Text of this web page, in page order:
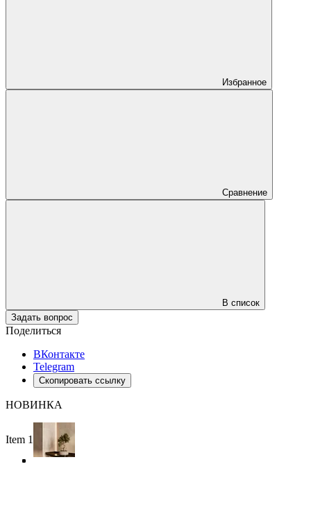
Избранное
Сравнение
В список
Задать вопрос
Поделиться
ВКонтакте
Telegram
Скопировать ссылку
НОВИНКА
Item 1 of 4